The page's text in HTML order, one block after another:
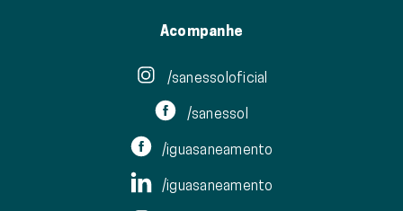
Acompanhe
/sanessoloficial
/sanessol
/iguasaneamento
/iguasaneamento